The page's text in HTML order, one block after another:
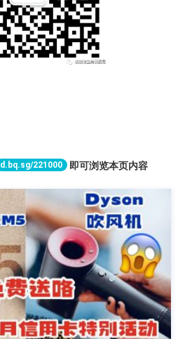
d.bq.sg/221000 即可浏览本页内容